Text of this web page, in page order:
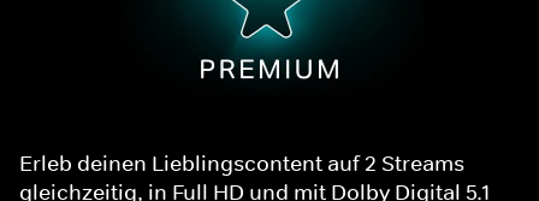
Erleb deinen Lieblingscontent auf 2 Streams
gleichzeitig, in Full HD und mit Dolby Digital 5.1